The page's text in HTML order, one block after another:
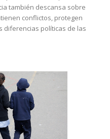
también descansa sobre
conflictos, protegen
diferencias políticas de las